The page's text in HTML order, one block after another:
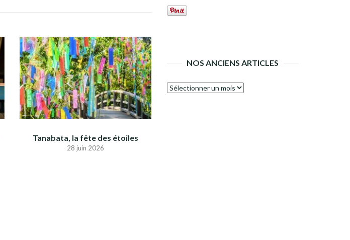
Tanabata, la fête des étoiles
28 juin 2026
NOS ANCIENS ARTICLES
Nos